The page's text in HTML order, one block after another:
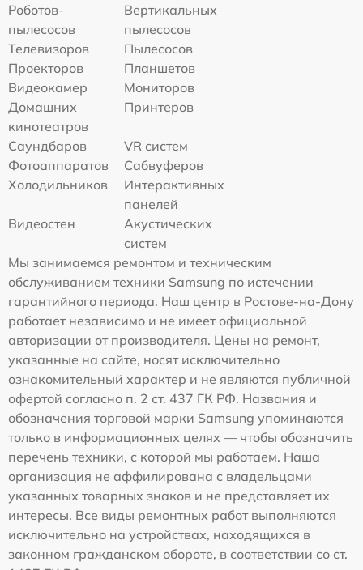
Роботов-
пылесосов
Вертикальных
пылесосов
Телевизоров
Пылесосов
Проекторов
Планшетов
Видеокамер
Мониторов
Домашних
кинотеатров
Принтеров
Саундбаров
VR систем
Фотоаппаратов
Сабвуферов
Холодильников
Интерактивных
панелей
Видеостен
Акустических
систем
Мы занимаемся ремонтом и техническим
обслуживанием техники Samsung по истечении
гарантийного периода. Наш центр в Ростове-на-Дону
работает независимо и не имеет официальной
авторизации от производителя. Цены на ремонт,
указанные на сайте, носят исключительно
ознакомительный характер и не являются публичной
офертой согласно п. 2 ст. 437 ГК РФ. Названия и
обозначения торговой марки Samsung упоминаются
только в информационных целях — чтобы обозначить
перечень техники, с которой мы работаем. Наша
организация не аффилирована с владельцами
указанных товарных знаков и не представляет их
интересы. Все виды ремонтных работ выполняются
исключительно на устройствах, находящихся в
законном гражданском обороте, в соответствии со ст.